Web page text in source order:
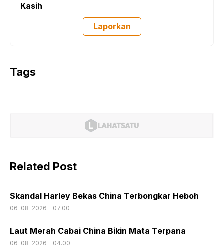
Kasih
Laporkan
Tags
Related Post
Skandal Harley Bekas China Terbongkar Heboh
06-08-2026 - 07.00
Laut Merah Cabai China Bikin Mata Terpana
06-08-2026 - 04.00